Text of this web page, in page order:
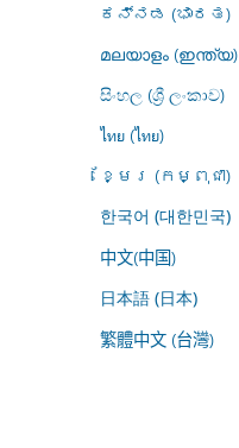
ಕನ್ನಡ (ಭಾರತ)
മലയാളം (ഇന്ത്യ)
සිංහල (ශ්‍රී ලංකාව)
ไทย (ไทย)
ខ្មែរ (កម្ពុជា)
한국어 (대한민국)
中文(中国)
日本語 (日本)
繁體中文 (台灣)